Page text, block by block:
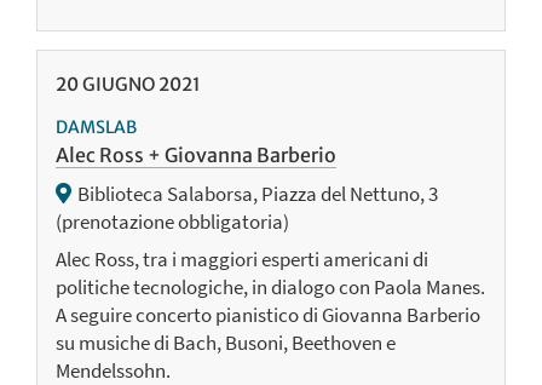
20GIUGNO 2021
DAMSLAB
Alec Ross + Giovanna Barberio
Biblioteca Salaborsa, Piazza del Nettuno, 3
(prenotazione obbligatoria)
Alec Ross, tra i maggiori esperti americani di
politiche tecnologiche, in dialogo con Paola Manes.
A seguire concerto pianistico di Giovanna Barberio
su musiche di Bach, Busoni, Beethoven e
Mendelssohn.